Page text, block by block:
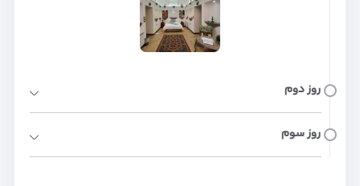
روز دوم
روز سوم